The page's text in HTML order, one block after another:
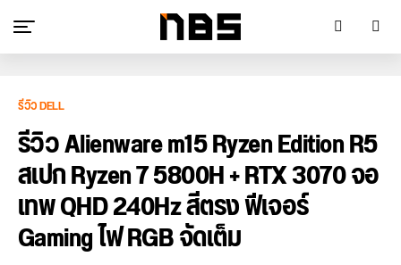
รีวิว DELL
รีวิว Alienware m15 Ryzen Edition R5
สเปก Ryzen 7 5800H + RTX 3070 จอ
เทพ QHD 240Hz สีตรง ฟีเจอร์
Gaming ไฟ RGB จัดเต็ม